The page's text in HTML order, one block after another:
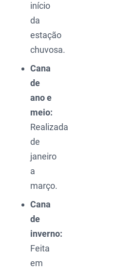
início
da
estação
chuvosa.
Cana
de
ano e
meio:
Realizada
de
janeiro
a
março.
Cana
de
inverno:
Feita
em